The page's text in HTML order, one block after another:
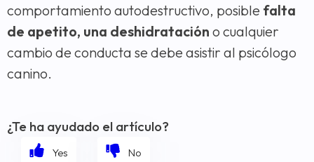
comportamiento autodestructivo, posible falta
de apetito, una deshidratación o cualquier
cambio de conducta se debe asistir al psicólogo
canino.
¿Te ha ayudado el artículo?